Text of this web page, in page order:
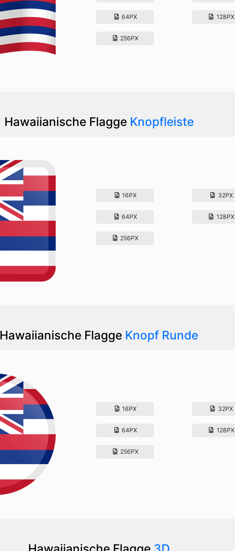
64PX 128PX
256PX
Hawaiianische Flagge Knopfleiste
16PX 32PX
64PX 128PX
256PX
Hawaiianische Flagge Knopf Runde
16PX 32PX
64PX 128PX
256PX